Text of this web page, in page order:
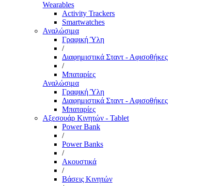
Wearables
Activity Trackers
Smartwatches
Αναλώσιμα
Γραφική Ύλη
/
Διαφημιστικά Σταντ - Αφισοθήκες
/
Μπαταρίες
Αναλώσιμα
Γραφική Ύλη
Διαφημιστικά Σταντ - Αφισοθήκες
Μπαταρίες
Αξεσουάρ Κινητών - Tablet
Power Bank
/
Power Banks
/
Ακουστικά
/
Βάσεις Κινητών